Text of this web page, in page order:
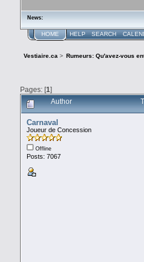
News:
HOME HELP SEARCH
Vestiaire.ca > Rumeurs: Qu'avez-vous
Pages: [1]
Author
Carnaval
Joueur de Concession
Offline
Posts: 7067